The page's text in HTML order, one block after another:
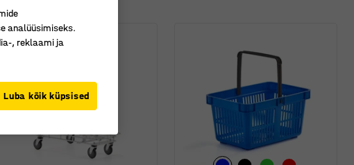
analüüsimiseks.
, reklaami ja
Luba kõik küpsised